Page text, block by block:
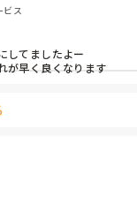
ス
してましたよー
が早く良くなります